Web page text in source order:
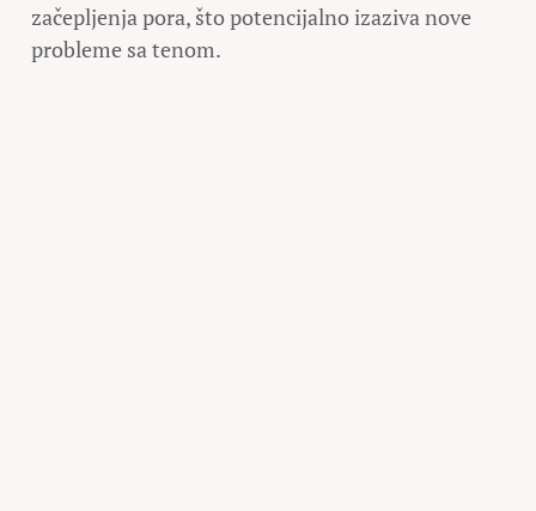
začepljenja pora, što potencijalno izaziva nove
probleme sa tenom.